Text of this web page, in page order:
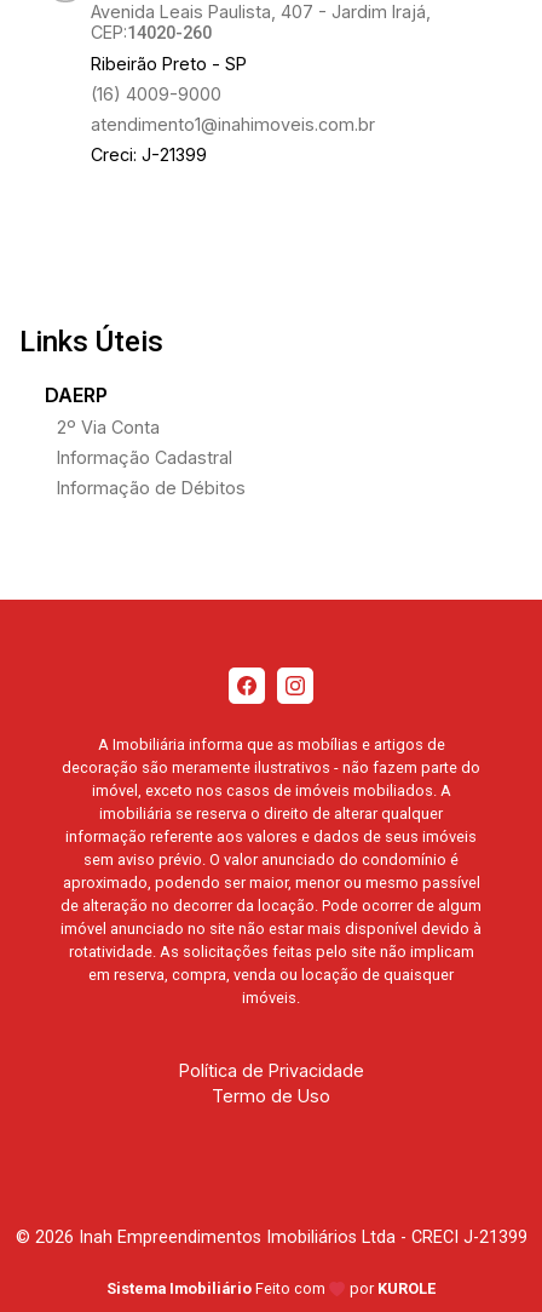
Avenida Leais Paulista, 407 - Jardim Irajá,
CEP:14020-260
Ribeirão Preto - SP
(16) 4009-9000
atendimento1@inahimoveis.com.br
Creci: J-21399
Links Úteis
DAERP
2º Via Conta
Informação Cadastral
Informação de Débitos
A Imobiliária informa que as mobílias e artigos de
decoração são meramente ilustrativos - não fazem parte do
imóvel, exceto nos casos de imóveis mobiliados. A
imobiliária se reserva o direito de alterar qualquer
informação referente aos valores e dados de seus imóveis
sem aviso prévio. O valor anunciado do condomínio é
aproximado, podendo ser maior, menor ou mesmo passível
de alteração no decorrer da locação. Pode ocorrer de algum
imóvel anunciado no site não estar mais disponível devido à
rotatividade. As solicitações feitas pelo site não implicam
em reserva, compra, venda ou locação de quaisquer
imóveis.
Política de Privacidade
Termo de Uso
© 2026 Inah Empreendimentos Imobiliários Ltda - CRECI J-21399
Sistema Imobiliário Feito com por KUROLE